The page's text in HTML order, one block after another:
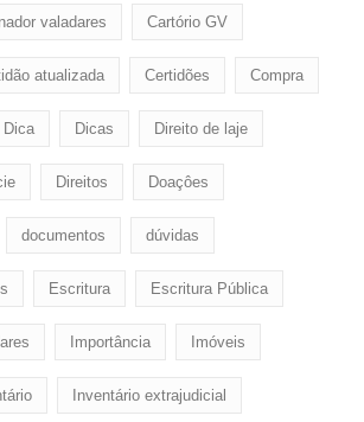
valadares Cartório GV
atualizada Certidões Compra
Dica Dicas Direito de laje
Direitos Doaçôes
documentos dúvidas
Escritura Escritura Pública
Importância Imóveis
Inventário extrajudicial